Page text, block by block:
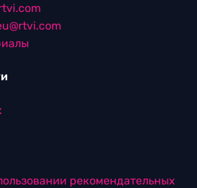
рекомендательных